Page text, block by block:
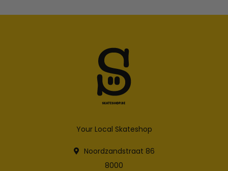
Your Local Skateshop
Noordzandstraat 86
8000